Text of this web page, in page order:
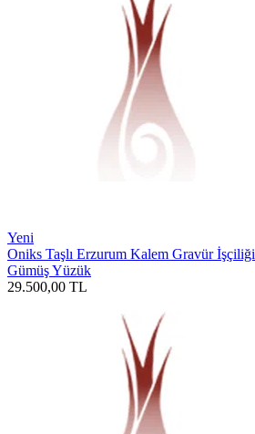
Yeni
Oniks Taşlı Erzurum Kalem Gravür İşçiliği
Gümüş Yüzük
29.500,00 TL